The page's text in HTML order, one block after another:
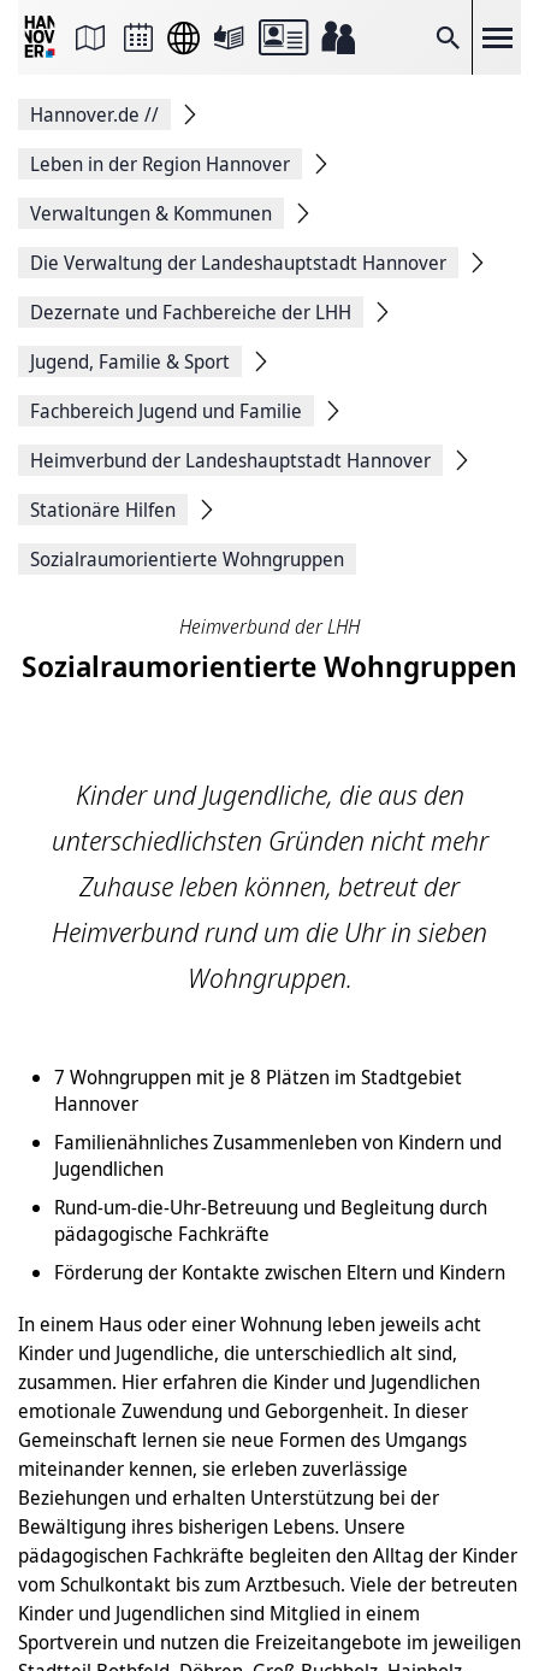
Suche
Seite
Facebook
teilen
Seitenlink
Seite
Hannover.de //
Leben in der Region Hannover
Verwaltungen & Kommunen
Die Verwaltung der Landeshauptstadt Hannover
Dezernate und Fachbereiche der LHH
Jugend, Familie & Sport
Fachbereich Jugend und Familie
Heimverbund der Landeshauptstadt Hannover
Stationäre Hilfen
Sozialraumorientierte Wohngruppen
Heimverbund der LHH
Sozialraumorientierte Wohngruppen
Kinder und Jugendliche, die aus den
unterschiedlichsten Gründen nicht mehr
Zuhause leben können, betreut der
Heimverbund rund um die Uhr in sieben
Wohngruppen.
7 Wohngruppen mit je 8 Plätzen im Stadtgebiet
Hannover
Familienähnliches Zusammenleben von Kindern und
Jugendlichen
Rund-um-die-Uhr-Betreuung und Begleitung durch
pädagogische Fachkräfte
Förderung der Kontakte zwischen Eltern und Kindern
In einem Haus oder einer Wohnung leben jeweils acht
Kinder und Jugendliche, die unterschiedlich alt sind,
zusammen. Hier erfahren die Kinder und Jugendlichen
emotionale Zuwendung und Geborgenheit. In dieser
Gemeinschaft lernen sie neue Formen des Umgangs
miteinander kennen, sie erleben zuverlässige
Beziehungen und erhalten Unterstützung bei der
Bewältigung ihres bisherigen Lebens. Unsere
pädagogischen Fachkräfte begleiten den Alltag der Kinder
vom Schulkontakt bis zum Arztbesuch. Viele der betreuten
Kinder und Jugendlichen sind Mitglied in einem
Sportverein und nutzen die Freizeitangebote im jeweiligen